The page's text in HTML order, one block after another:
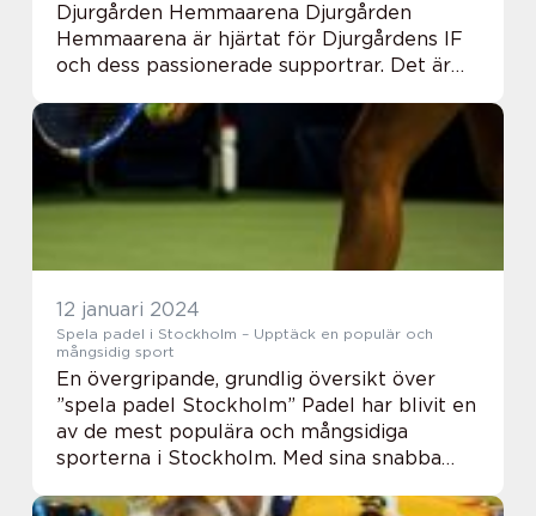
Djurgården Hemmaarena Djurgården
Hemmaarena är hjärtat för Djurgårdens IF
och dess passionerade supportrar. Det är
och viktiga fotbollsmatcher spelas. Med en
historia som ...
12 januari 2024
Spela padel i Stockholm – Upptäck en populär och
mångsidig sport
En övergripande, grundlig översikt över
”spela padel Stockholm” Padel har blivit en
av de mest populära och mångsidiga
sporterna i Stockholm. Med sina snabba
har padelbanor dykt upp över hela staden...